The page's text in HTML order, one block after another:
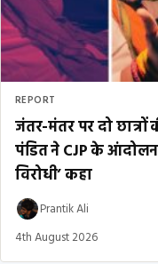
REPORT
जंतर-मंतर पर दो
पंडित ने CJP के
विरोधी’ कहा
Prantik Ali
4th August 2026